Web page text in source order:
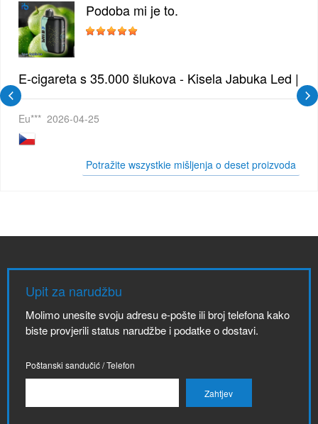
| Intenzivna Mješavina Šumskog Voća
Podoba mi je to.
E-cigareta s 35.000 šlukova - Kisela Jabuka Led |
Eu*** 2026-04-25
Potražite wszystkie mišljenja o deset proizvoda
Upit za narudžbu
Molimo unesite svoju adresu e-pošte ili broj telefona kako
biste provjerili status narudžbe i podatke o dostavi.
Poštanski sandučić / Telefon